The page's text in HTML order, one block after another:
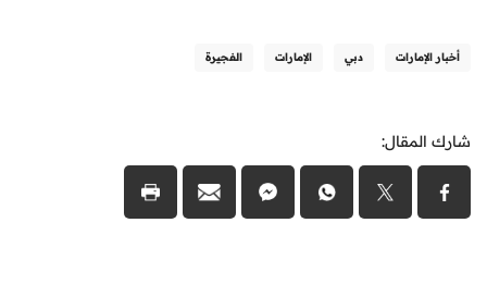
أخبار الإمارات دبي الإمارات الفجيرة
شارك المقال: